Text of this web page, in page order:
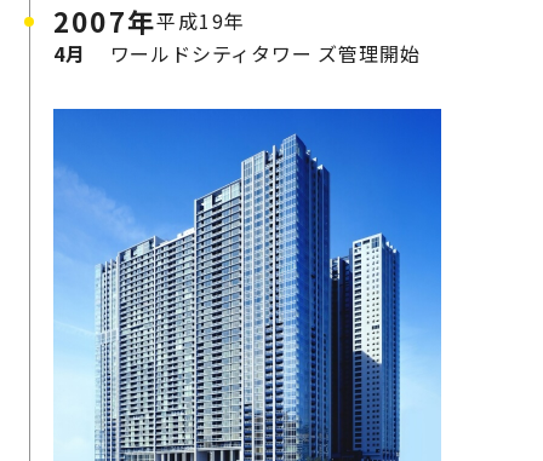
2007年平成19年
4月
ワールドシティタワー ズ管理開始